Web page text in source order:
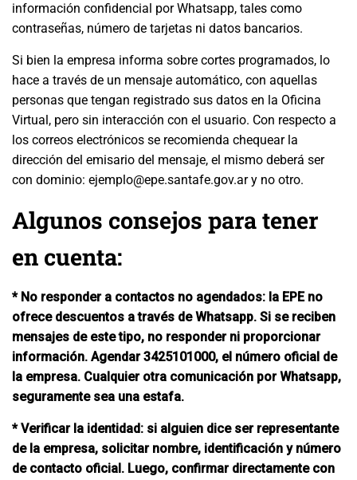
información confidencial por Whatsapp, tales como
contraseñas, número de tarjetas ni datos bancarios.
Si bien la empresa informa sobre cortes programados, lo
hace a través de un mensaje automático, con aquellas
personas que tengan registrado sus datos en la Oficina
Virtual, pero sin interacción con el usuario. Con respecto a
los correos electrónicos se recomienda chequear la
dirección del emisario del mensaje, el mismo deberá ser
con dominio: ejemplo@epe.santafe.gov.ar y no otro.
Algunos consejos para tener
en cuenta:
* No responder a contactos no agendados: la EPE no
ofrece descuentos a través de Whatsapp. Si se reciben
mensajes de este tipo, no responder ni proporcionar
información. Agendar 3425101000, el número oficial de
la empresa. Cualquier otra comunicación por Whatsapp,
seguramente sea una estafa.
* Verificar la identidad: si alguien dice ser representante
de la empresa, solicitar nombre, identificación y número
de contacto oficial. Luego, confirmar directamente con